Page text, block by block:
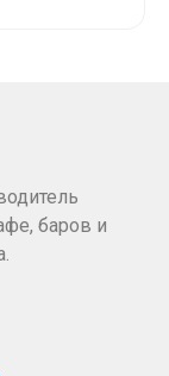
баров и